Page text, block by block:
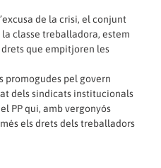
de la crisi, el conjunt
classe treballadora, estem
que empitjoren les
promogudes pel govern
dels sindicats institucionals
PP qui, amb vergonyós
els drets dels treballadors